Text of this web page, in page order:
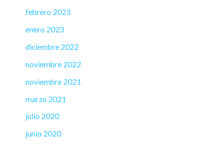
febrero 2023
enero 2023
diciembre 2022
noviembre 2022
noviembre 2021
marzo 2021
julio 2020
junio 2020